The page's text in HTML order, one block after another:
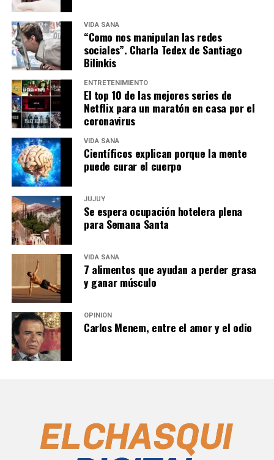
VIDA SANA
“Como nos manipulan las redes
sociales”. Charla Tedex de Santiago
Bilinkis
ENTRETENIMIENTO
El top 10 de las mejores series de
Netflix para un maratón en casa por el
coronavirus
VIDA SANA
Científicos explican porque la mente
puede curar el cuerpo
JUJUY
Se espera ocupación hotelera plena
para Semana Santa
VIDA SANA
7 alimentos que ayudan a perder grasa
y ganar músculo
OPINIÓN
Carlos Menem, entre el amor y el odio